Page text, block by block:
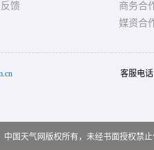
馈
商务合
媒资合
客服电
中国天气网版权所有，未经书面授权